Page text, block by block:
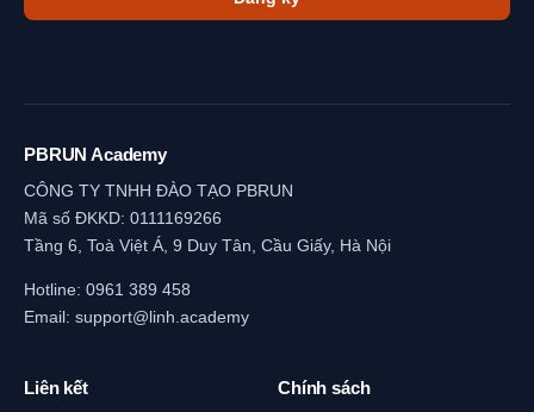
PBRUN Academy
CÔNG TY TNHH ĐÀO TẠO PBRUN
Mã số ĐKKD: 0111169266
Tầng 6, Toà Việt Á, 9 Duy Tân, Cầu Giấy, Hà Nội
Hotline: 0961 389 458
Email: support@linh.academy
Liên kết Chính sách